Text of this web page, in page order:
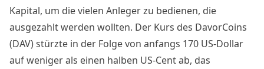
Kapital, um die vielen Anleger zu bedienen, die
ausgezahlt werden wollten. Der Kurs des DavorCoins
(DAV) stürzte in der Folge von anfangs 170 US-Dollar
auf weniger als einen halben US-Cent ab, das